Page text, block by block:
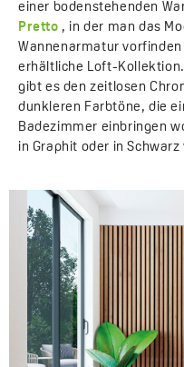
einer bodenstehenden
Pretto , in der man das
Wannenarmatur
erhältliche Loft-
gibt es den zeitlosen
dunkleren Farbtöne, die
Badezimmer einbringen
in Graphit oder in Schwarz